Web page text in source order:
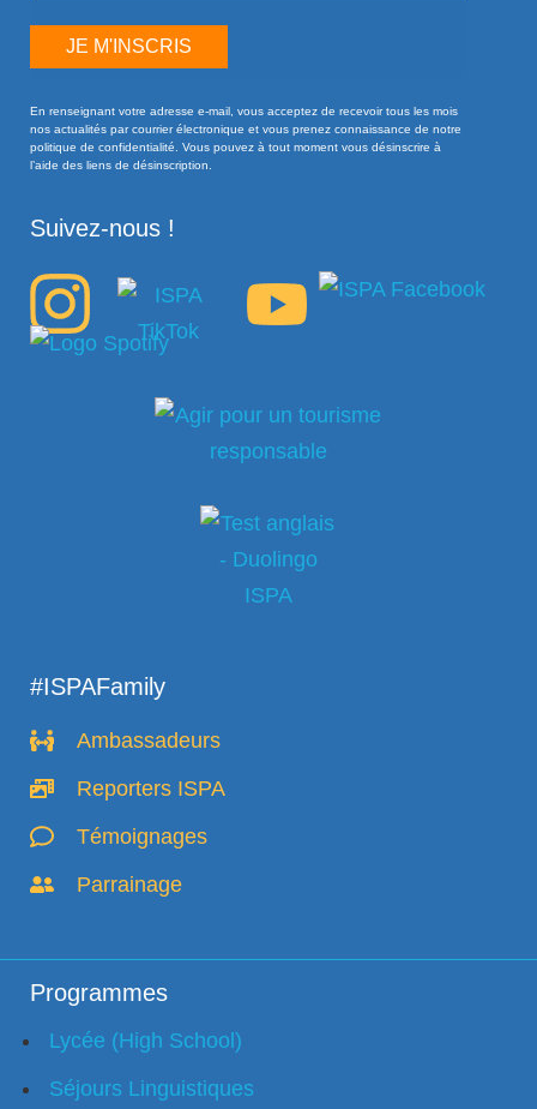
JE M'INSCRIS
En renseignant votre adresse e-mail, vous acceptez de recevoir tous les mois
nos actualités par courrier électronique et vous prenez connaissance de notre
politique de confidentialité. Vous pouvez à tout moment vous désinscrire à
l’aide des liens de désinscription.
Suivez-nous !
#ISPAFamily
Ambassadeurs
Reporters ISPA
Témoignages
Parrainage
Programmes
Lycée (High School)
Séjours Linguistiques